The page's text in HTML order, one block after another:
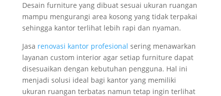
Desain furniture yang dibuat sesuai ukuran ruangan
mampu mengurangi area kosong yang tidak terpakai
sehingga kantor terlihat lebih rapi dan nyaman.
Jasa renovasi kantor profesional sering menawarkan
layanan custom interior agar setiap furniture dapat
disesuaikan dengan kebutuhan pengguna. Hal ini
menjadi solusi ideal bagi kantor yang memiliki
ukuran ruangan terbatas namun tetap ingin terlihat